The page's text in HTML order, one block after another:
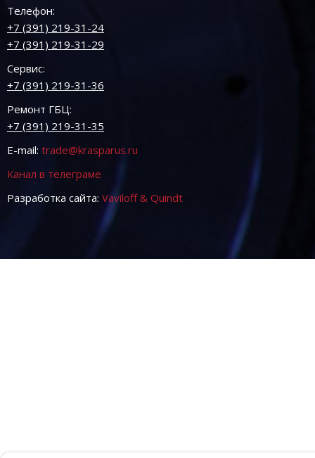
Телефон:
+7 (391) 219-31-24
+7 (391) 219-31-29
Сервис:
+7 (391) 219-31-36
Ремонт ГБЦ:
+7 (391) 219-31-35
E-mail: trade@krasparus.ru
Канал в телеграме
Разработка сайта: Vaviloff & Quindt